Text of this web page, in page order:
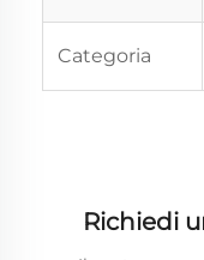
Categoria
Richiedi